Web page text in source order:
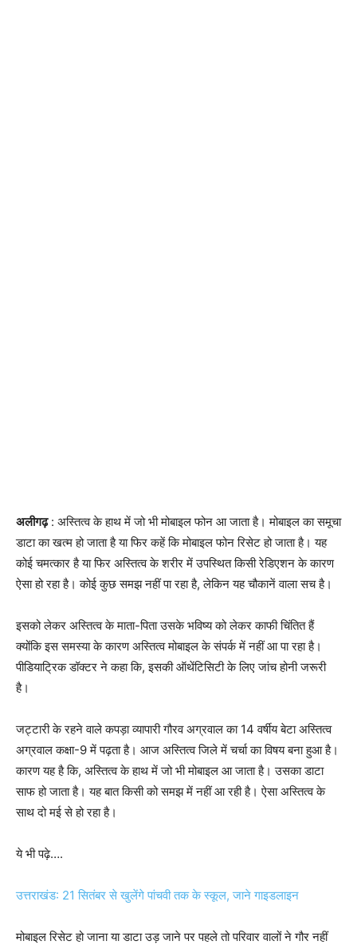
अलीगढ़: अस्तित्व के हाथ में जो भी मोबाइल फोन आ जाता है। मोबाइल का समूचा
डाटा का खत्म हो जाता है या फिर कहें कि मोबाइल फोन रिसेट हो जाता है। यह
कोई चमत्कार है या फिर अस्तित्व के शरीर में उपस्थित किसी रेडिएशन के कारण
ऐसा हो रहा है। कोई कुछ समझ नहीं पा रहा है, लेकिन यह चौकानें वाला सच है।
इसको लेकर अस्तित्व के माता-पिता उसके भविष्य को लेकर काफी चिंतित हैं
क्योंकि इस समस्या के कारण अस्तित्व मोबाइल के संपर्क में नहीं आ पा रहा है।
पीडियाट्रिक डॉक्टर ने कहा कि, इसकी ऑथेंटिसिटी के लिए जांच होनी जरूरी
है।
जट्टारी के रहने वाले कपड़ा व्यापारी गौरव अग्रवाल का 14 वर्षीय बेटा अस्तित्व
अग्रवाल कक्षा-9 में पढ़ता है। आज अस्तित्व जिले में चर्चा का विषय बना हुआ है।
कारण यह है कि, अस्तित्व के हाथ में जो भी मोबाइल आ जाता है। उसका डाटा
साफ हो जाता है। यह बात किसी को समझ में नहीं आ रही है। ऐसा अस्तित्व के
साथ दो मई से हो रहा है।
ये भी पढ़े….
उत्तराखंड: 21 सितंबर से खुलेंगे पांचवी तक के स्कूल, जाने गाइडलाइन
मोबाइल रिसेट हो जाना या डाटा उड़ जाने पर पहले तो परिवार वालों ने गौर नहीं